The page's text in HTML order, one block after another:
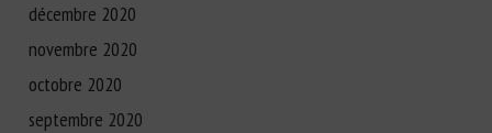
décembre 2020
novembre 2020
octobre 2020
septembre 2020